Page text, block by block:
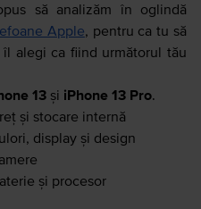
să analizăm în oglindă
Apple, pentru ca tu să
alegi ca fiind următorul tău
13 și iPhone 13 Pro.
și stocare internă
display și design
și procesor